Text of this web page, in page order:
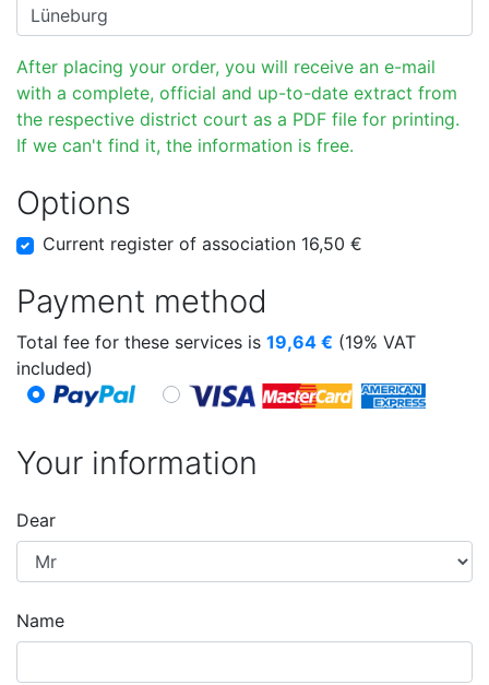
After placing your order, you will receive an e-mail
with a complete, official and up-to-date extract from
the respective district court as a PDF file for printing.
If we can't find it, the information is free.
Options
Current register of association 16,50 €
Payment method
Total fee for these services is 19,64 € (19% VAT
included)
Your information
Dear
Name